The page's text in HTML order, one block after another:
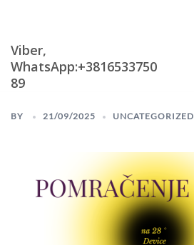
content
Viber,
WhatsApp:+3816533750
89
BY 21/09/2025 UNCATEGORIZED